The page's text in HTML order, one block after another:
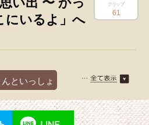
にいるよ」へ
クリップ
61
といっしょ